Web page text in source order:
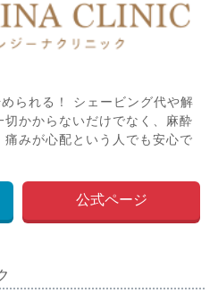
られる！ シェービング代や解
かからないだけでなく、麻酔
みが心配という人でも安心で
公式ページ